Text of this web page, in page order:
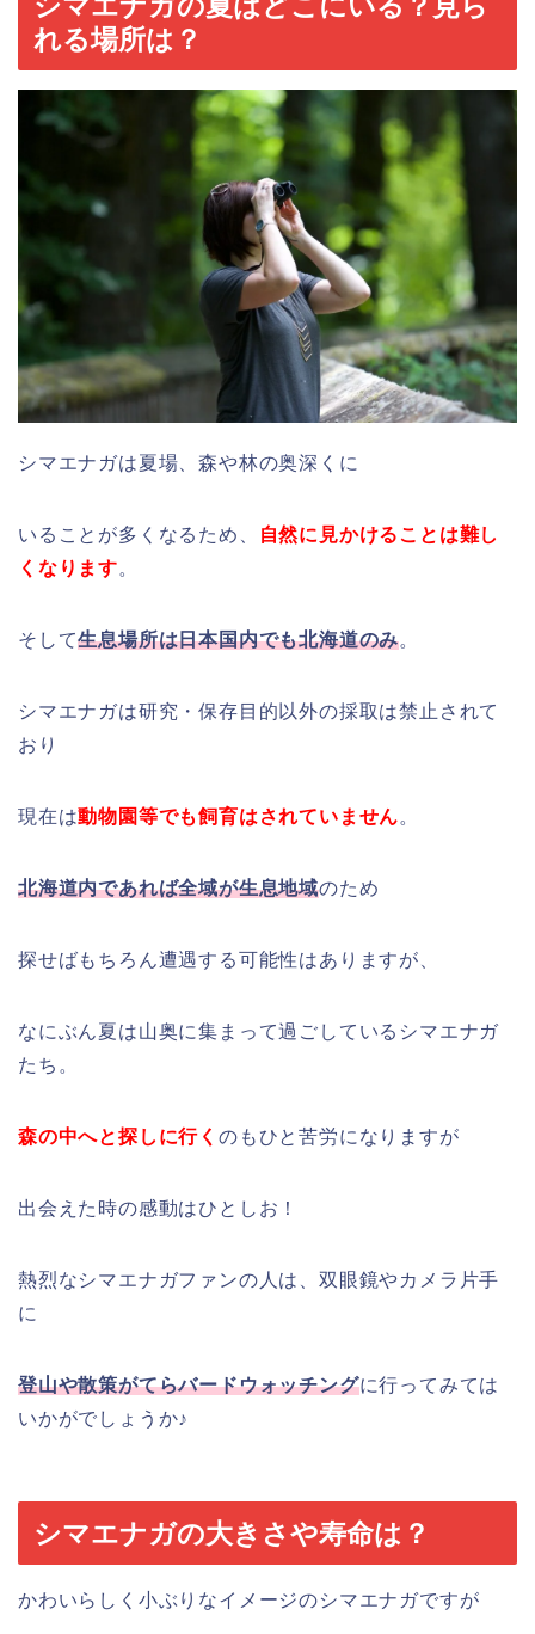
シマエナガの夏はどこにいる？見ら
れる場所は？
シマエナガは夏場、森や林の奥深くに
いることが多くなるため、
自然に見かけることは難し
くなります。
そして生息場所は日本国内でも北海道のみ。
シマエナガは研究・保存目的以外の採取は禁止されて
おり
現在は動物園等でも飼育はされていません。
北海道内であれば全域が生息地域のため
探せばもちろん遭遇する可能性はありますが、
なにぶん夏は山奥に集まって過ごしているシマエナガ
たち。
森の中へと探しに行く のもひと苦労になりますが
出会えた時の感動はひとしお！
熱烈なシマエナガファンの人は、双眼鏡やカメラ片手
に
登山や散策がてらバードウォッチングに行ってみては
いかがでしょうか♪
シマエナガの大きさや寿命は？
かわいらしく小ぶりなイメージのシマエナガですが